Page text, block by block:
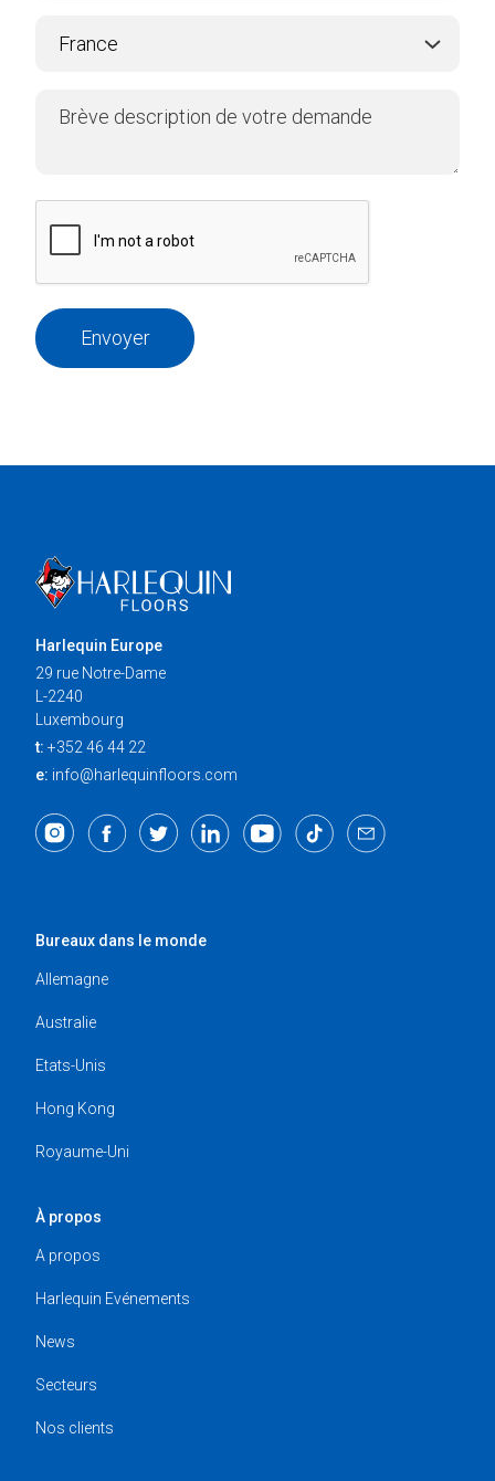
Envoyer
Harlequin Europe
29 rue Notre-Dame
L-2240
Luxembourg
t: +352 46 44 22
e: info@harlequinfloors.com
Bureaux dans le monde
Allemagne
Australie
Etats-Unis
Hong Kong
Royaume-Uni
À propos
A propos
Harlequin Evénements
News
Secteurs
Nos clients